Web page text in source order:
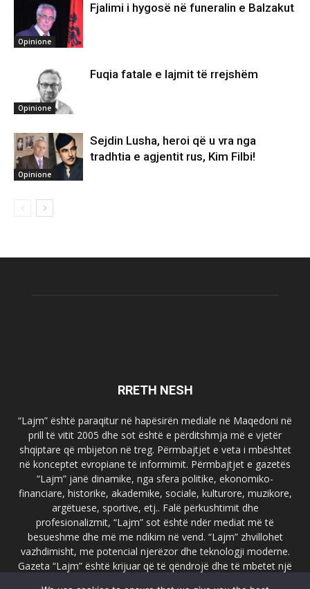
Opinione
Fjalimi i hygosë në funeralin e Balzakut
Opinione
Fuqia fatale e lajmit të rrejshëm
Opinione
Sejdin Lusha, heroi që u vra nga
tradhtia e agjentit rus, Kim Filbi!
RRETH NESH
“Lajm” është paraqitur në hapësirën mediale në Maqedoni në
prill të vitit 2005 dhe sot është e përditshmja më e vjetër
shqiptare që mbijeton në treg. Përmbajtjet e veta i mbështet
në konceptet evropiane të informimit. Përmbajtjet e gazetës
“Lajm” janë dinamike, nga sfera politike, ekonomiko-
financiare, historike, akademike, sociale, kulturore, muzikore,
argëtuese, sportive, etj.. Falë përkushtimit dhe
profesionalizmit, “Lajm” sot është ndër mediat më të
besueshme dhe më me ndikim në vend. “Lajm” zhvillohet
vazhdimisht, me potencial njerëzor dhe teknologji moderne.
Gazeta “Lajm” është krijuar që të qëndrojë dhe të mbetet një